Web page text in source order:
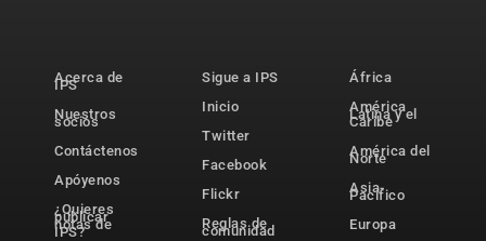
Acerca de
IPS
Nuestros
socios
Contáctenos
Apóyenos
¿Quieres
publicar
notas de
IPS?
Sigue a IPS
Inicio
Twitter
Facebook
Flickr
Reglas de
comunidad
África
América
Latina y el
Caribe
América del
Norte
Asia-
Pacífico
Europa